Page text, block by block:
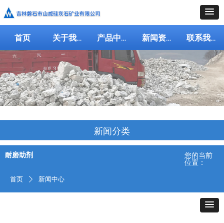
首页 关于我们 产品中心 新闻资讯 联系我们
新闻分类
您的当前
位置：
首页 ꄲ 新闻中心
耐磨助剂